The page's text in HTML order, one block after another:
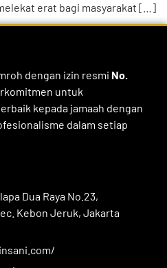
erat bagi masyarakat […]
dengan izin resmi No.
untuk
kepada jamaah dengan
dalam setiap
Dua Raya No.23,
Kebon Jeruk, Jakarta